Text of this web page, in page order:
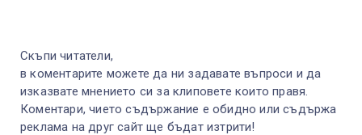
Скъпи читатели,
в коментарите можете да ни задавате въпроси и да
изказвате мнението си за клиповете които правя.
Коментари, чието съдържание е обидно или съдържа
реклама на друг сайт ще бъдат изтрити!